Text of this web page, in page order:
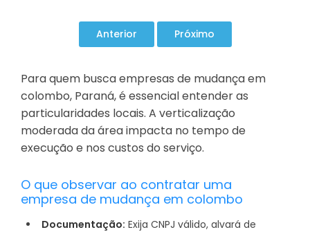
Para quem busca empresas de mudança em
colombo, Paraná, é essencial entender as
particularidades locais. A verticalização
moderada da área impacta no tempo de
execução e nos custos do serviço.
O que observar ao contratar uma
empresa de mudança em colombo
Documentação: Exija CNPJ válido, alvará de